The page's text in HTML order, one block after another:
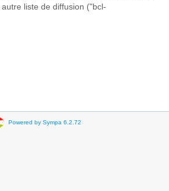
autre liste de diffusion ("bcl-
Powered by Sympa 6.2.72